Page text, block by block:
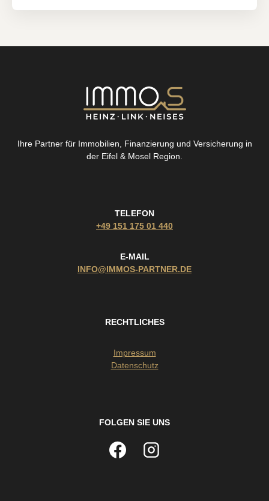
Ihre Partner für Immobilien, Finanzierung und Versicherung in
der Eifel & Mosel Region.
TELEFON
+49 151 175 01 440
E-MAIL
INFO@IMMOS-PARTNER.DE
RECHTLICHES
Impressum
Datenschutz
FOLGEN SIE UNS